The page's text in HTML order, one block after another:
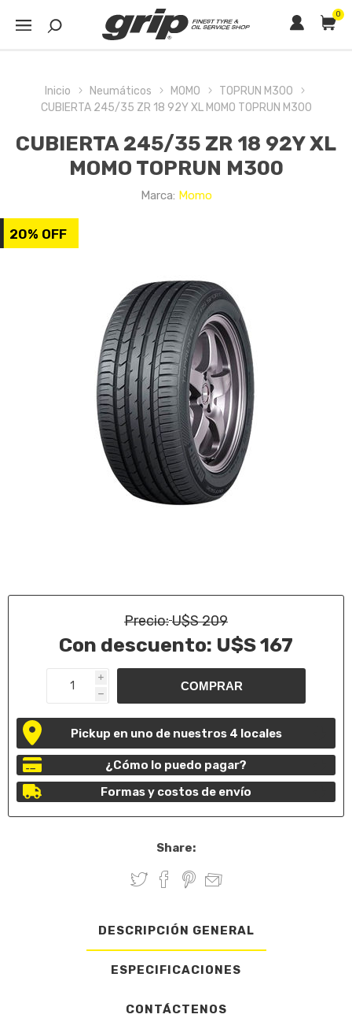
0
Inicio Neumáticos MOMO
TOPRUN M300
CUBIERTA 245/35 ZR 18 92Y XL MOMO TOPRUN M300
CUBIERTA 245/35 ZR 18 92Y XL
MOMO TOPRUN M300
Marca: Momo
20% OFF
Precio:U$S 209
Con descuento: U$S 167
i
h
Pickup en uno de nuestros 4 locales
¿Cómo lo puedo pagar?
Formas y costos de envío
Share:
DESCRIPCIÓN GENERAL
ESPECIFICACIONES
CONTÁCTENOS